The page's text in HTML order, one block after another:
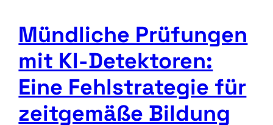
Mündliche Prüfungen
mit KI-Detektoren:
Eine Fehlstrategie für
zeitgemäße Bildung